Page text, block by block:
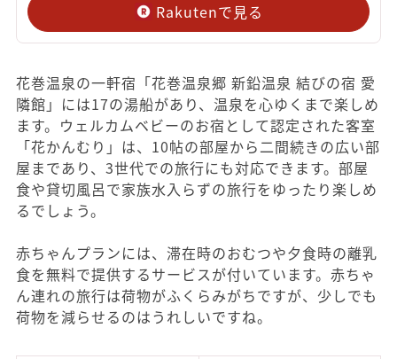
Rakutenで見る
花巻温泉の一軒宿「花巻温泉郷 新鉛温泉 結びの宿 愛
隣館」には17の湯船があり、温泉を心ゆくまで楽しめ
ます。ウェルカムベビーのお宿として認定された客室
「花かんむり」は、10帖の部屋から二間続きの広い部
屋まであり、3世代での旅行にも対応できます。部屋
食や貸切風呂で家族水入らずの旅行をゆったり楽しめ
るでしょう。
赤ちゃんプランには、滞在時のおむつや夕食時の離乳
食を無料で提供するサービスが付いています。赤ちゃ
ん連れの旅行は荷物がふくらみがちですが、少しでも
荷物を減らせるのはうれしいですね。